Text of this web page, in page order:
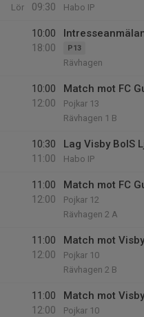
Lör
09:30
Habo IP
10:00
18:00
P13
Rävhagen
10:00
12:00
Match mot FC
Pojkar 13
Rävhagen 1 B
10:30
11:00
Lag Visby BoIS
Habo IP
11:00
12:00
Match mot FC
Pojkar 12
Rävhagen 2 A
11:00
12:00
Match mot
Pojkar 10
Rävhagen 2 B
11:00
12:00
Match mot
Pojkar 10